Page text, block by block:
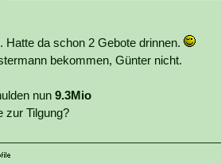
Hatte da schon 2 Gebote drinnen.
bekommen, Günter nicht.
nun 9.3Mio
zur Tilgung?